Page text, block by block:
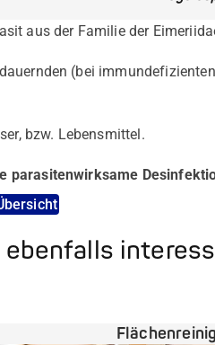
aus der Familie der
(bei
bzw. Lebensmittel.
parasitenwirksame